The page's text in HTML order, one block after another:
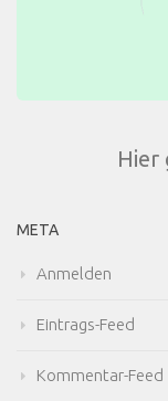
Hier
META
Anmelden
Eintrags-Feed
Kommentar-Feed